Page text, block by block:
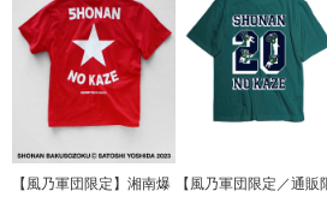
【風乃軍団限定】湘南爆
【風乃軍団限定／通販